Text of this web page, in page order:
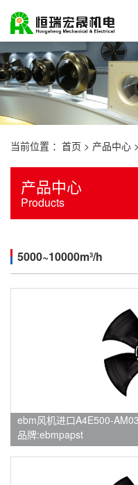
当前位置 ： 首页 > 产品中心 >
产品中心
Products
5000~10000m³/h
ebm风机进口A4E500-
品牌:ebmpapst